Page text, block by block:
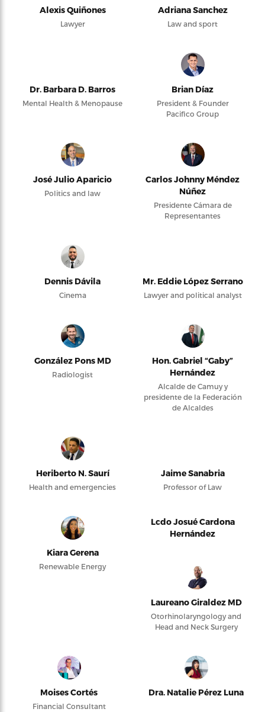
Alexis Quiñones
Lawyer
Adriana Sanchez
Law and sport
Dr. Barbara D. Barros
Mental Health & Menopause
Brian Díaz
President & Founder
Pacifico Group
José Julio Aparicio
Politics and law
Carlos Johnny Méndez
Núñez
Presidente Cámara de
Representantes
Dennis Dávila
Cinema
Mr. Eddie López Serrano
Lawyer and political analyst
González Pons MD
Radiologist
Hon. Gabriel “Gaby”
Hernández
Alcalde de Camuy y
presidente de la Federación
de Alcaldes
Heriberto N. Saurí
Health and emergencies
Jaime Sanabria
Professor of Law
Kiara Gerena
Renewable Energy
Lcdo Josué Cardona
Hernández
Laureano Giraldez MD
Otorhinolaryngology and
Head and Neck Surgery
Moises Cortés
Financial Consultant
Dra. Natalie Pérez Luna